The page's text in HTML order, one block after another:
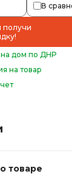
В
получи
на дом по ДНР
на товар
товаре